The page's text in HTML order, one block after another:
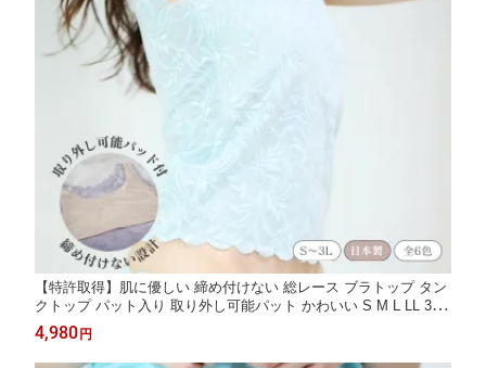
【特許取得】肌に優しい 締め付けない 総レース ブラトップ タン
クトップ パット入り 取り外し可能パット かわいい S M L LL 3L
大きいサイズ ゆったりサイズ レディース トップス ナイトウェア
4,980円